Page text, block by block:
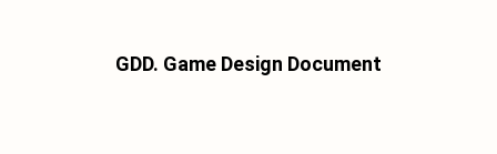
GDD. Game Design Document